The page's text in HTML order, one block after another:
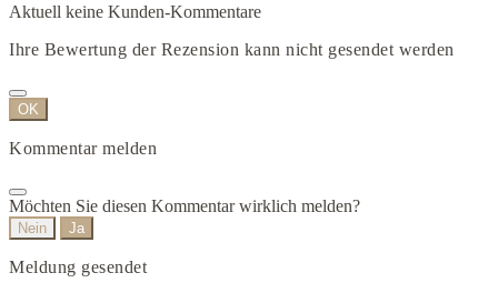
Aktuell keine Kunden-Kommentare
Ihre Bewertung der Rezension kann nicht gesendet werden
OK
Kommentar melden
Möchten Sie diesen Kommentar wirklich melden?
Nein Ja
Meldung gesendet